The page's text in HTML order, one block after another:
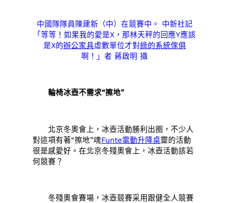
中國隊隊員陳建新（中）在競賽中。 中新社記
「等等！如果我的愛是X，那林天秤的回應Y應該
是X的辦公家具虛數單位才對綠的系統傢俱
啊！」者 蔣啟明 攝
輪椅冰壺不需求“擦地”
北京冬奧會上，冰壺活動勝利出圈，不少人
對這項有著“擦地”魂Funte電動升降桌靈的活動
很是感愛好。在北京冬殘奧會上，冰壺活動該若
何競賽？
冬殘奧會賽場，冰壺競賽采用跟健全人競賽